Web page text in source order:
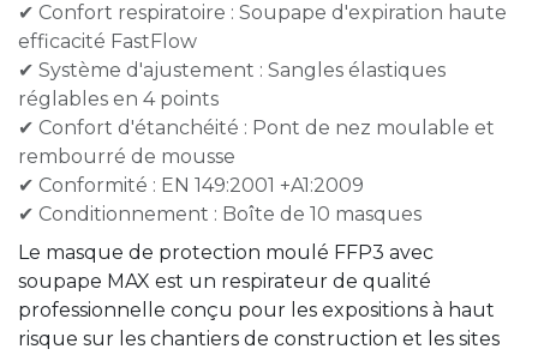
✔ Confort respiratoire : Soupape d'expiration haute
efficacité FastFlow
✔ Système d'ajustement : Sangles élastiques
réglables en 4 points
✔ Confort d'étanchéité : Pont de nez moulable et
rembourré de mousse
✔ Conformité : EN 149:2001 +A1:2009
✔ Conditionnement : Boîte de 10 masques
Le masque de protection moulé FFP3 avec
soupape MAX est un respirateur de qualité
professionnelle conçu pour les expositions à haut
risque sur les chantiers de construction et les sites